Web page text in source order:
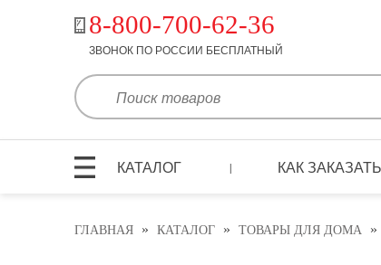
8-800-700-62-36
ЗВОНОК ПО РОССИИ БЕСПЛАТНЫЙ
КАТАЛОГ | КАК
ГЛАВНАЯ » КАТАЛОГ » ТОВАРЫ ДЛЯ ДОМА »